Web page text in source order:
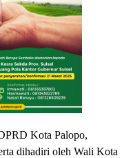
Kota Palopo,
dihadiri oleh Wali Kota